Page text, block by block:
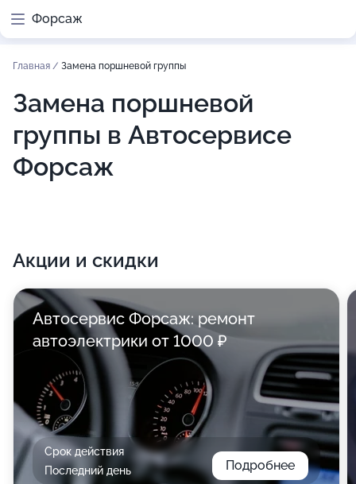
Форсаж
Главная / Замена поршневой группы
Замена поршневой
группы в Автосервисе
Форсаж
Акции и скидки
Автосервис Форсаж: ремонт
автоэлектрики от 1000 ₽
Срок действия
Последний день
Подробнее